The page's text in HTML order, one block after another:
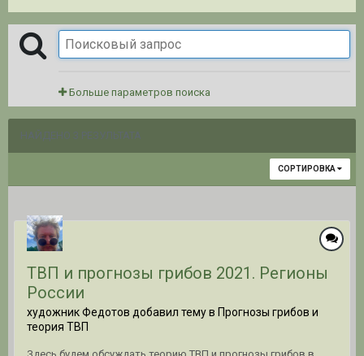
Больше параметров поиска
НАЙДЕНО 3 РЕЗУЛЬТАТА
СОРТИРОВКА
ТВП и прогнозы грибов 2021. Регионы
России
художник Федотов добавил тему в Прогнозы грибов и
теория ТВП